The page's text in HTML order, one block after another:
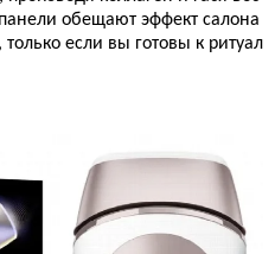
обещают эффект салона
если вы готовы к ритуал